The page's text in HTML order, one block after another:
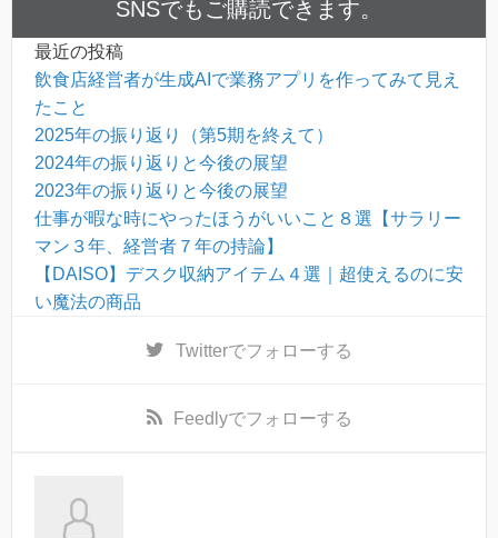
SNSでもご購読できます。
最近の投稿
飲食店経営者が生成AIで業務アプリを作ってみて見え
たこと
2025年の振り返り（第5期を終えて）
2024年の振り返りと今後の展望
2023年の振り返りと今後の展望
仕事が暇な時にやったほうがいいこと８選【サラリー
マン３年、経営者７年の持論】
【DAISO】デスク収納アイテム４選｜超使えるのに安
い魔法の商品
Twitterでフォローする
Feedlyでフォローする